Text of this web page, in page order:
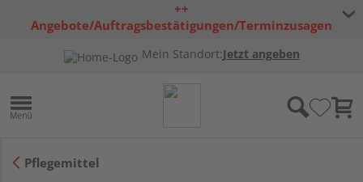
++
Angebote/Auftragsbestätigungen/Terminzusagen
Mein Standort:Jetzt angeben
Pflegemittel